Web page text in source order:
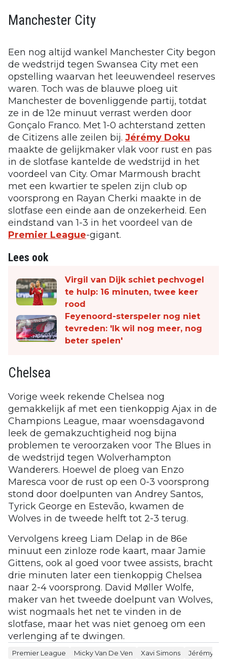
Manchester City
Een nog altijd wankel Manchester City begon
de wedstrijd tegen Swansea City met een
opstelling waarvan het leeuwendeel reserves
waren. Toch was de blauwe ploeg uit
Manchester de bovenliggende partij, totdat
ze in de 12e minuut verrast werden door
Gonçalo Franco. Met 1-0 achterstand zetten
de Citizens alle zeilen bij. Jérémy Doku
maakte de gelijkmaker vlak voor rust en pas
in de slotfase kantelde de wedstrijd in het
voordeel van City. Omar Marmoush bracht
met een kwartier te spelen zijn club op
voorsprong en Rayan Cherki maakte in de
slotfase een einde aan de onzekerheid. Een
eindstand van 1-3 in het voordeel van de
Premier League-gigant.
Lees ook
Virgil van Dijk schiet pechvogel
te hulp: 16 minuten, twee keer
rood
Feyenoord-sterspeler nog niet
tevreden: 'Ik wil nog meer, nog
beter spelen'
Chelsea
Vorige week rekende Chelsea nog
gemakkelijk af met een tienkoppig Ajax in de
Champions League, maar woensdagavond
leek de gemakzuchtigheid nog bijna
problemen te veroorzaken voor The Blues in
de wedstrijd tegen Wolverhampton
Wanderers. Hoewel de ploeg van Enzo
Maresca voor de rust op een 0-3 voorsprong
stond door doelpunten van Andrey Santos,
Tyrick George en Estevão, kwamen de
Wolves in de tweede helft tot 2-3 terug.
Vervolgens kreeg Liam Delap in de 86e
minuut een zinloze rode kaart, maar Jamie
Gittens, ook al goed voor twee assists, bracht
drie minuten later een tienkoppig Chelsea
naar 2-4 voorsprong. David Møller Wolfe,
maker van het tweede doelpunt van Wolves,
wist nogmaals het net te vinden in de
slotfase, maar het was niet genoeg om een
verlenging af te dwingen.
Premier League Micky Van De Ven Xavi Simons Jérémy